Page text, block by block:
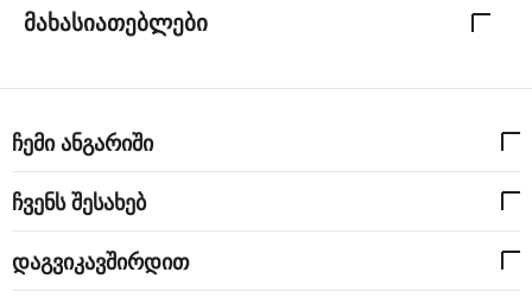
მახასიათებლები
ჩემი ანგარიში
ჩვენს შესახებ
დაგვიკავშირდით